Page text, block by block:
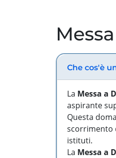
Che cos'è
La Messa a
aspirante
Questa
scorrimento
istituti.
La Messa a